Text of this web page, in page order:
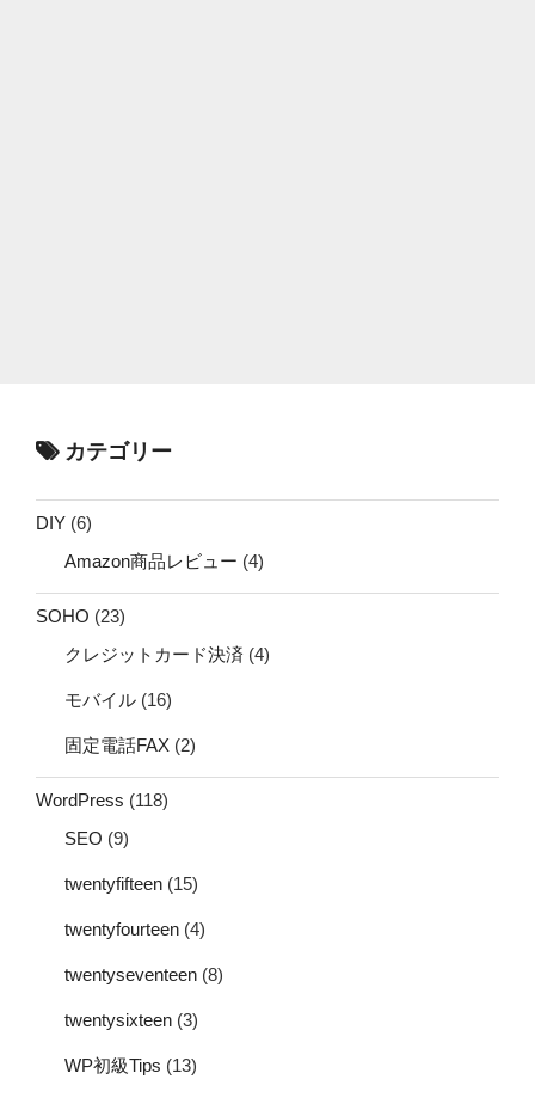
カテゴリー
DIY (6)
Amazon商品レビュー (4)
SOHO (23)
クレジットカード決済 (4)
モバイル (16)
固定電話FAX (2)
WordPress (118)
SEO (9)
twentyfifteen (15)
twentyfourteen (4)
twentyseventeen (8)
twentysixteen (3)
WP初級Tips (13)